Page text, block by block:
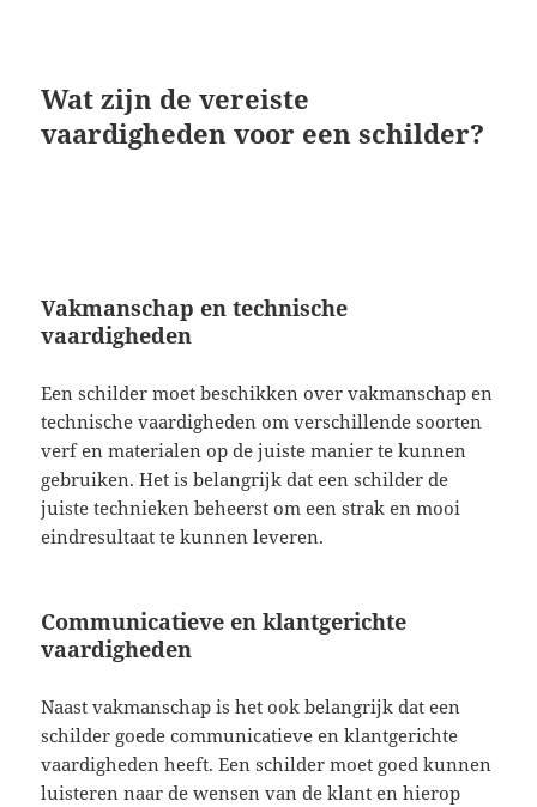
Wat zijn de vereiste
vaardigheden voor een schilder?
Vakmanschap en technische
vaardigheden
Een schilder moet beschikken over vakmanschap en
technische vaardigheden om verschillende soorten
verf en materialen op de juiste manier te kunnen
gebruiken. Het is belangrijk dat een schilder de
juiste technieken beheerst om een strak en mooi
eindresultaat te kunnen leveren.
Communicatieve en klantgerichte
vaardigheden
Naast vakmanschap is het ook belangrijk dat een
schilder goede communicatieve en klantgerichte
vaardigheden heeft. Een schilder moet goed kunnen
luisteren naar de wensen van de klant en hierop